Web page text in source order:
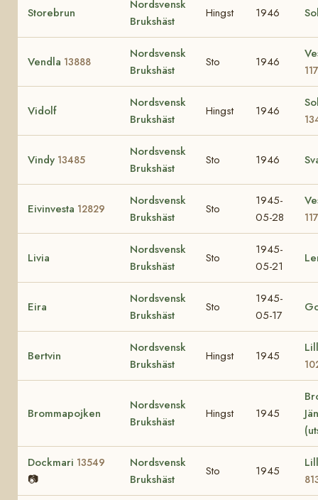
Storebrun
Nordsvensk
Brukshäst
Hingst 1946
Vendla 13888
Nordsvensk
Brukshäst
Sto 1946
Vidolf
Nordsvensk
Brukshäst
Hingst 1946
Vindy 13485
Nordsvensk
Brukshäst
Sto 1946
Eivinvesta 12829
Nordsvensk
Brukshäst
Sto
1945-
05-28
Livia
Nordsvensk
Brukshäst
Sto
1945-
05-21
Eira
Nordsvensk
Brukshäst
Sto
1945-
05-17
Bertvin
Nordsvensk
Brukshäst
Hingst 1945
Brommapojken
Nordsvensk
Brukshäst
Hingst 1945
Dockmari 13549
📷
Nordsvensk
Brukshäst
Sto 1945